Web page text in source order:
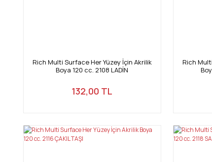
Rich Multi Surface Her Yüzey İçin Akrilik
Boya 120 cc. 2108 LADİN
132,00 TL
Rich